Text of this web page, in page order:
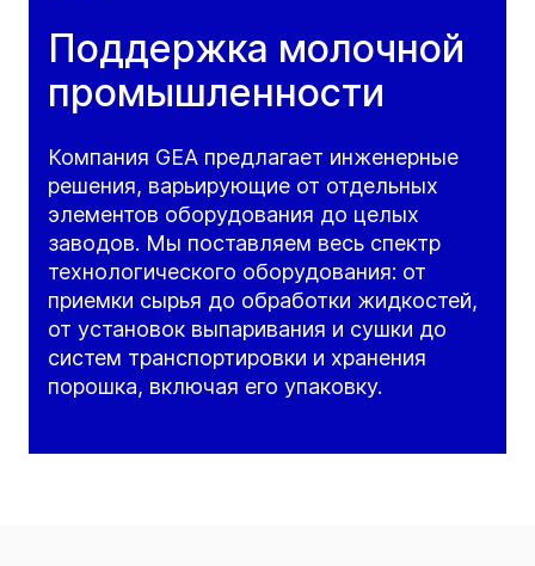
Поддержка молочной
промышленности
Компания GEA предлагает инженерные
решения, варьирующие от отдельных
элементов оборудования до целых
заводов. Мы поставляем весь спектр
технологического оборудования: от
приемки сырья до обработки жидкостей,
от установок выпаривания и сушки до
систем транспортировки и хранения
порошка, включая его упаковку.